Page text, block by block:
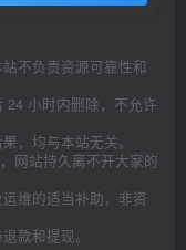
不负责资源可靠性和
24 小时内删除，不允许
，均与本站无关。
网站持久离不开大家的
维的适当补助，非资
款和提现。